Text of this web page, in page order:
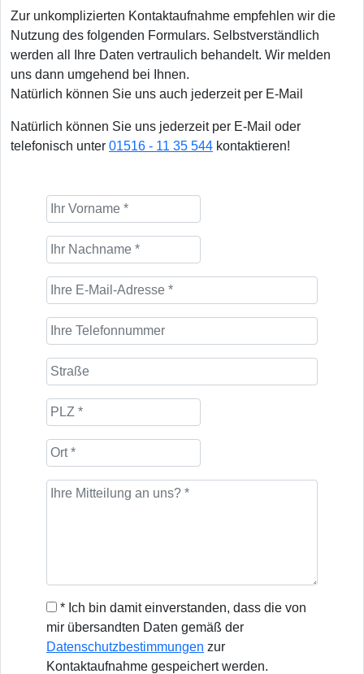
Zur unkomplizierten Kontaktaufnahme empfehlen wir die
Nutzung des folgenden Formulars. Selbstverständlich
werden all Ihre Daten vertraulich behandelt. Wir melden
uns dann umgehend bei Ihnen.
Natürlich können Sie uns auch jederzeit per E-Mail
Natürlich können Sie uns jederzeit per E-Mail oder
telefonisch unter 01516 - 11 35 544 kontaktieren!
* Ich bin damit einverstanden, dass die von
mir übersandten Daten gemäß der
Datenschutzbestimmungen zur
Kontaktaufnahme gespeichert werden.